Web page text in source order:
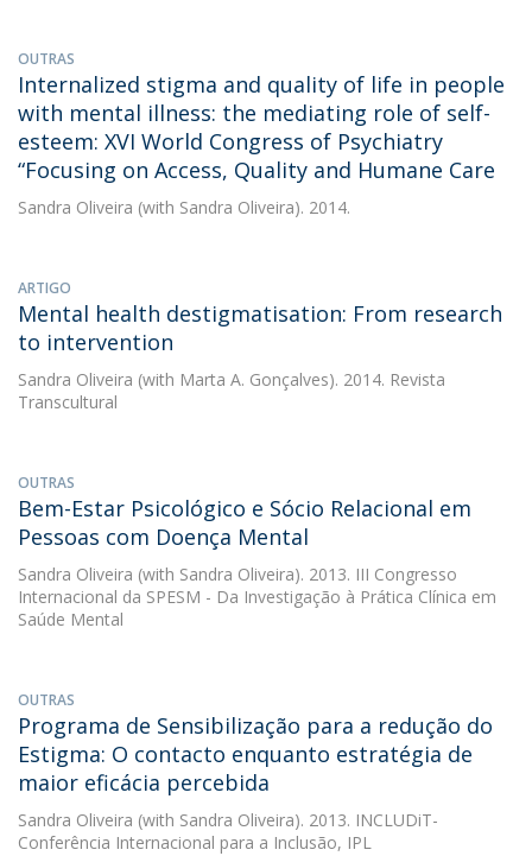
OUTRAS
Internalized stigma and quality of life in people
with mental illness: the mediating role of self-
esteem: XVI World Congress of Psychiatry
“Focusing on Access, Quality and Humane Care
Sandra Oliveira (with Sandra Oliveira). 2014.
ARTIGO
Mental health destigmatisation: From research
to intervention
Sandra Oliveira (with Marta A. Gonçalves). 2014. Revista
Transcultural
OUTRAS
Bem-Estar Psicológico e Sócio Relacional em
Pessoas com Doença Mental
Sandra Oliveira (with Sandra Oliveira). 2013. III Congresso
Internacional da SPESM - Da Investigação à Prática Clínica em
Saúde Mental
OUTRAS
Programa de Sensibilização para a redução do
Estigma: O contacto enquanto estratégia de
maior eficácia percebida
Sandra Oliveira (with Sandra Oliveira). 2013. INCLUDiT-
Conferência Internacional para a Inclusão, IPL